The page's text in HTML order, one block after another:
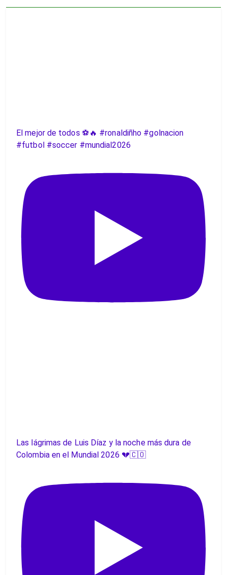
El mejor de todos ⚽️🔥 #ronaldiñho #golnacion
#futbol #soccer #mundial2026
Las lágrimas de Luis Díaz y la noche más dura de
Colombia en el Mundial 2026 💔🇨🇴